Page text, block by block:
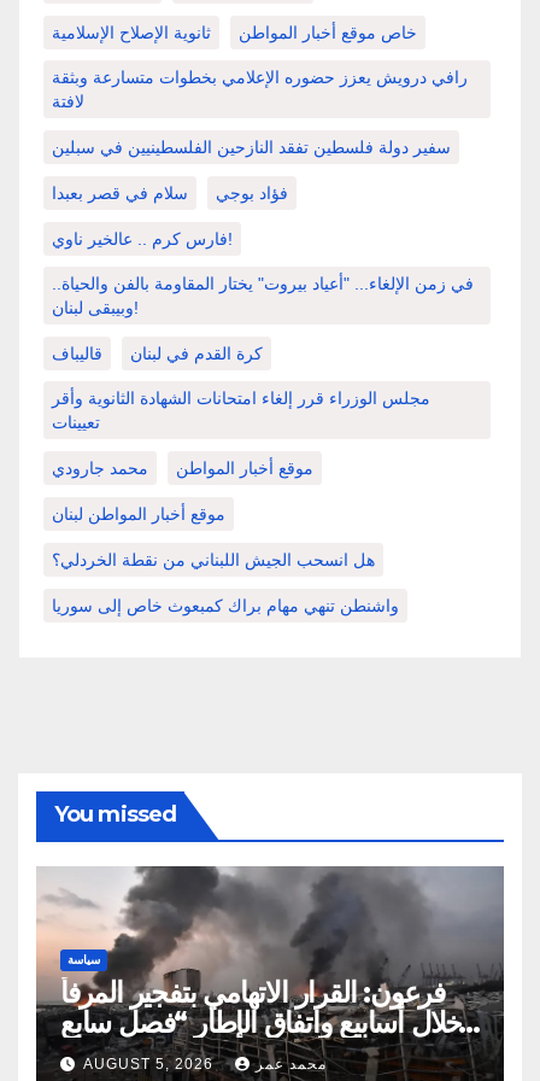
ثانوية الإصلاح الإسلامية خاص موقع أخبار المواطن
رافي درويش يعزز حضوره الإعلامي بخطوات متسارعة وبثقة
لافتة
سفير دولة فلسطين تفقد النازحين الفلسطينيين في سبلين
سلام في قصر بعبدا فؤاد بوجي
فارس كرم .. عالخير ناوي!
في زمن الإلغاء... "أعياد بيروت" يختار المقاومة بالفن والحياة..
وبيبقى لبنان!
قاليباف كرة القدم في لبنان
مجلس الوزراء قرر إلغاء امتحانات الشهادة الثانوية وأقر
تعيينات
محمد جارودي موقع أخبار المواطن
موقع أخبار المواطن لبنان
هل انسحب الجيش اللبناني من نقطة الخردلي؟
واشنطن تنهي مهام براك كمبعوث خاص إلى سوريا
You missed
سياسة
فرعون: القرار الاتهامي بتفجير المرفأ
خلال أسابيع واتفاق الإطار “فصل سابع
ونصف”
AUGUST 5, 2026 محمد عمر